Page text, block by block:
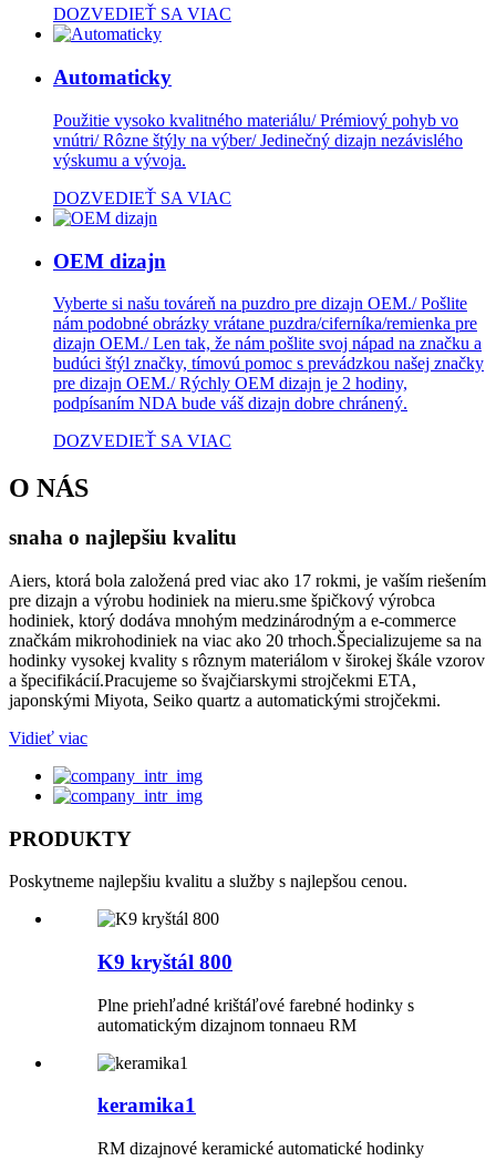
DOZVEDIEŤ SA VIAC
Automaticky
Použitie vysoko kvalitného materiálu/ Prémiový pohyb vo
vnútri/ Rôzne štýly na výber/ Jedinečný dizajn nezávislého
výskumu a vývoja.
DOZVEDIEŤ SA VIAC
OEM dizajn
Vyberte si našu továreň na puzdro pre dizajn OEM./ Pošlite
nám podobné obrázky vrátane puzdra/ciferníka/remienka pre
dizajn OEM./ Len tak, že nám pošlite svoj nápad na značku a
budúci štýl značky, tímovú pomoc s prevádzkou našej značky
pre dizajn OEM./ Rýchly OEM dizajn je 2 hodiny,
podpísaním NDA bude váš dizajn dobre chránený.
DOZVEDIEŤ SA VIAC
O NÁS
snaha o najlepšiu kvalitu
Aiers, ktorá bola založená pred viac ako 17 rokmi, je vaším riešením
pre dizajn a výrobu hodiniek na mieru.sme špičkový výrobca
hodiniek, ktorý dodáva mnohým medzinárodným a e-commerce
značkám mikrohodiniek na viac ako 20 trhoch.Špecializujeme sa na
hodinky vysokej kvality s rôznym materiálom v širokej škále vzorov
a špecifikácií.Pracujeme so švajčiarskymi strojčekmi ETA,
japonskými Miyota, Seiko quartz a automatickými strojčekmi.
Vidieť viac
PRODUKTY
Poskytneme najlepšiu kvalitu a služby s najlepšou cenou.
K9 kryštál 800
Plne priehľadné krištáľové farebné hodinky s
automatickým dizajnom tonnaeu RM
keramika1
RM dizajnové keramické automatické hodinky